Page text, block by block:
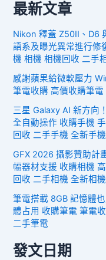
最新文章
Nikon 釋蓋 Z50II、D6
語系及曝光異常進行修
機 相機 相機回收 二手
感謝蘋果給微軟壓力
筆電收購 高價收購筆
三星 Galaxy AI 新方向
全自動操作 收購手機
回收 二手手機 全新手機
GFX 2026 攝影贊助計
幅器材支援 收購相機
回收 二手相機 全新相機
筆電搭載 8GB 記憶體
體占用 收購筆電 筆電
二手筆電
發文日期